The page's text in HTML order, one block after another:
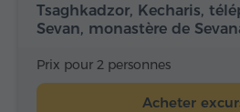
Tsaghkadzor, Kecharis,
Sevan, monastère de
Prix pour 2 personnes
Acheter